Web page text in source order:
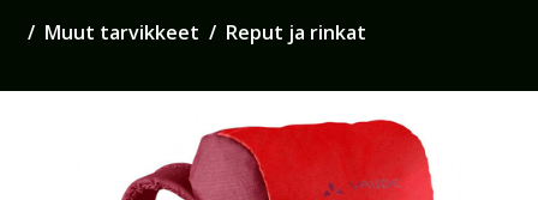
Muut tarvikkeet Reput ja rinkat